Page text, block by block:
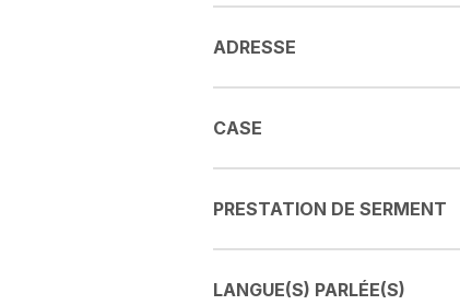
ADRESSE
CASE
PRESTATION DE SERMENT
LANGUE(S) PARLÉE(S)